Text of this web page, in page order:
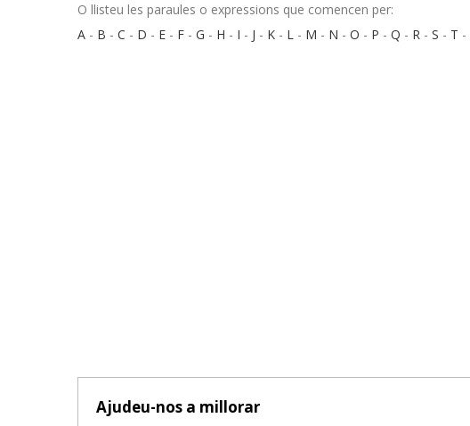
O llisteu les paraules o expressions que comencen per:
A - B - C - D - E - F - G - H - I - J - K - L - M - N - O - P - Q - R - S - T -
Ajudeu-nos a millorar